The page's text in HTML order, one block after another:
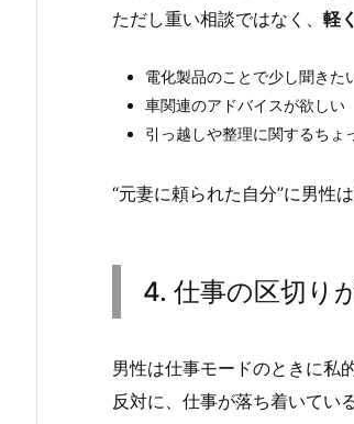
ただし重い相談ではなく、 軽
電化製品のことで少し聞きた
車関連のアドバイスが欲しい
引っ越しや整理に関するちょ
“元妻に頼られた自分”に男性
4. 仕事の区切り
男性は仕事モードのときに私
反対に、仕事が落ち着いてい